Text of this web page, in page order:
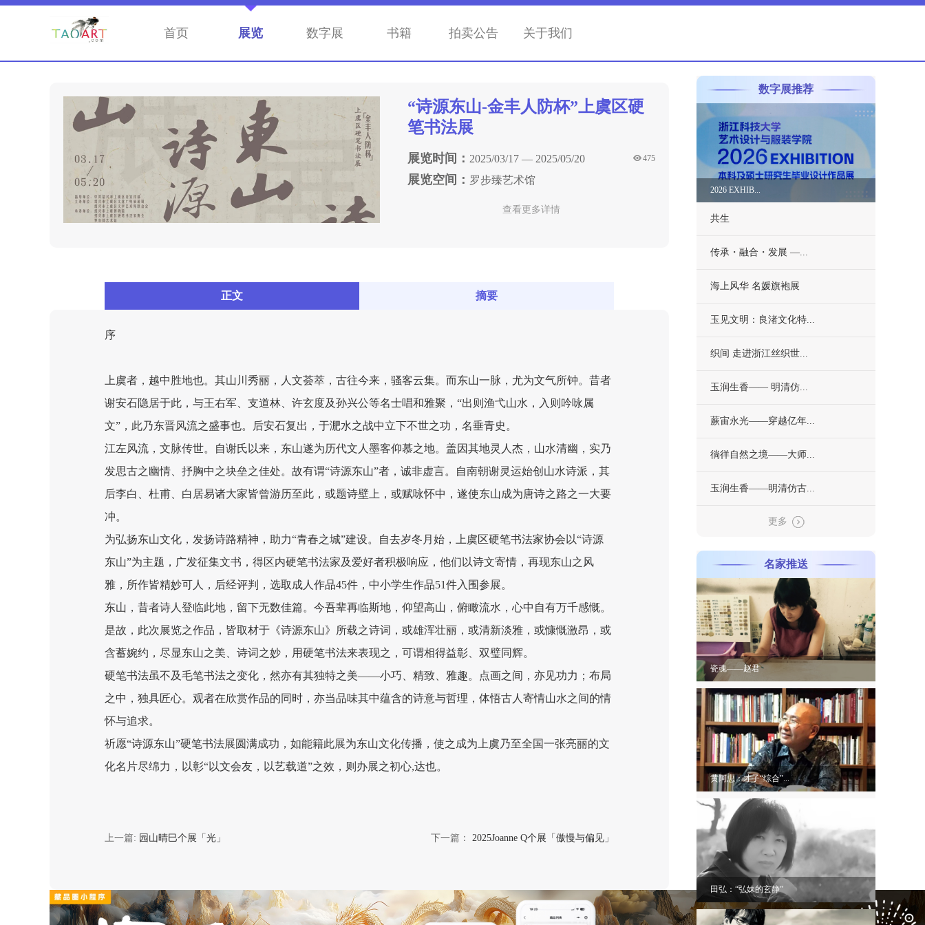
首页 展览 数字展 书籍 拍卖公告 关于我们
“诗源东山-金丰人防杯”上虞区硬
笔书法展
展览时间： 2025/03/17 — 2025/05/20 475
展览空间： 罗步臻艺术馆
查看更多详情
正文 摘要
序
上虞者，越中胜地也。其山川秀丽，人文荟萃，古往今来，骚客云集。而东山一脉，尤为文气所钟。昔者
谢安石隐居于此，与王右军、支道林、许玄度及孙兴公等名士唱和雅聚，“出则渔弋山水，入则吟咏属
文”，此乃东晋风流之盛事也。后安石复出，于淝水之战中立下不世之功，名垂青史。
江左风流，文脉传世。自谢氏以来，东山遂为历代文人墨客仰慕之地。盖因其地灵人杰，山水清幽，实乃
发思古之幽情、抒胸中之块垒之佳处。故有谓“诗源东山”者，诚非虚言。自南朝谢灵运始创山水诗派，其
后李白、杜甫、白居易诸大家皆曾游历至此，或题诗壁上，或赋咏怀中，遂使东山成为唐诗之路之一大要
冲。
为弘扬东山文化，发扬诗路精神，助力“青春之城”建设。自去岁冬月始，上虞区硬笔书法家协会以“诗源
东山”为主题，广发征集文书，得区内硬笔书法家及爱好者积极响应，他们以诗文寄情，再现东山之风
雅，所作皆精妙可人，后经评判，选取成人作品45件，中小学生作品51件入围参展。
东山，昔者诗人登临此地，留下无数佳篇。今吾辈再临斯地，仰望高山，俯瞰流水，心中自有万千感慨。
是故，此次展览之作品，皆取材于《诗源东山》所载之诗词，或雄浑壮丽，或清新淡雅，或慷慨激昂，或
含蓄婉约，尽显东山之美、诗词之妙，用硬笔书法来表现之，可谓相得益彰、双璧同辉。
硬笔书法虽不及毛笔书法之变化，然亦有其独特之美——小巧、精致、雅趣。点画之间，亦见功力；布局
之中，独具匠心。观者在欣赏作品的同时，亦当品味其中蕴含的诗意与哲理，体悟古人寄情山水之间的情
怀与追求。
祈愿“诗源东山”硬笔书法展圆满成功，如能籍此展为东山文化传播，使之成为上虞乃至全国一张亮丽的文
化名片尽绵力，以彰“以文会友，以艺载道”之效，则办展之初心,达也。
上一篇: 园山晴巳个展「光」 下一篇： 2025Joanne Q个展「傲慢与偏见」
数字展推荐
2026 EXHIB...
共生
传承・融合・发展 —...
海上风华 名媛旗袍展
玉见文明：良渚文化特...
织间 走进浙江丝织世...
玉润生香—— 明清仿...
蕨宙永光——穿越亿年...
徜徉自然之境——大师...
玉润生香——明清仿古...
更多
名家推送
瓷魂——赵君
黄阿忠：才子“综合”...
田弘：“弘妹的玄静”